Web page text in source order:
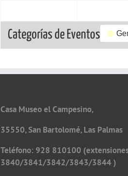
Categorías de Eventos
Casa Museo el Campesino,
35550, San Bartolomé, Las Palmas
Teléfono: 928 810100
3840/3841/3842/3843/3844 )